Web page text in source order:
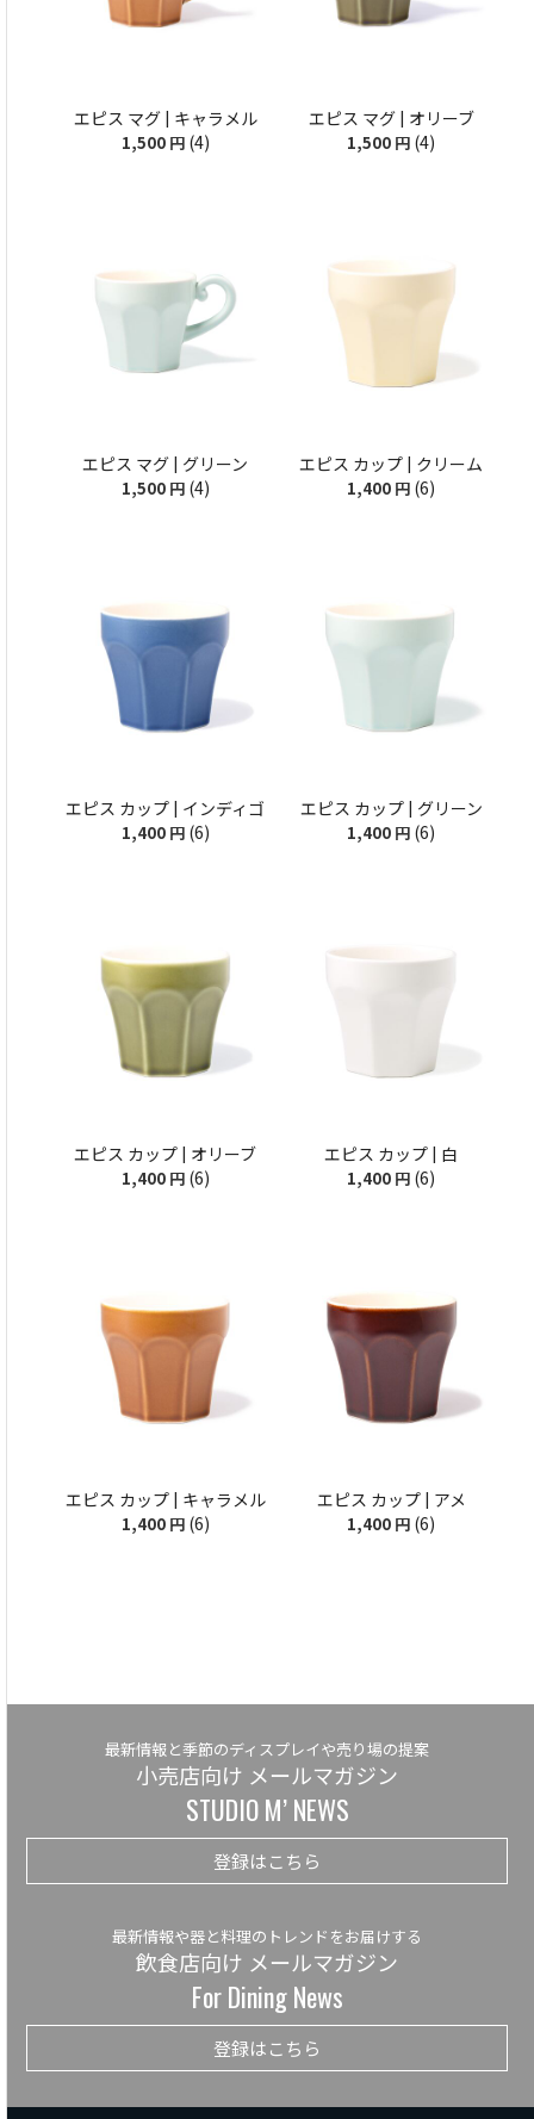
エピス マグ | キャラメル
1,500 円 (4)
エピス マグ | オリーブ
1,500 円 (4)
エピス マグ | グリーン
1,500 円 (4)
エピス カップ | クリーム
1,400 円 (6)
エピス カップ | インディゴ
1,400 円 (6)
エピス カップ | グリーン
1,400 円 (6)
エピス カップ | オリーブ
1,400 円 (6)
エピス カップ | 白
1,400 円 (6)
エピス カップ | キャラメル
1,400 円 (6)
エピス カップ | アメ
1,400 円 (6)
最新情報と季節のディスプレイや売り場の提案
小売店向け メールマガジン
STUDIO M’ NEWS
登録はこちら
最新情報や器と料理のトレンドをお届けする
飲食店向け メールマガジン
For Dining News
登録はこちら